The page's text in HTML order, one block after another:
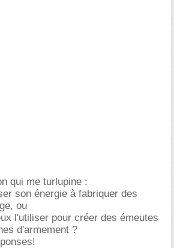
qui me turlupine :
son énergie à fabriquer des
ou
l'utiliser pour créer des émeutes
d'armement ?